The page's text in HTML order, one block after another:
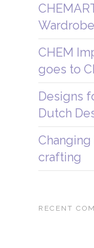
CHEM
goes to
Designs
Dutch
crafting
RECENT